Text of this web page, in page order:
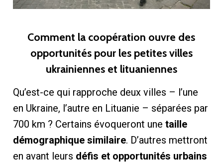
Comment la coopération ouvre des
opportunités pour les petites villes
ukrainiennes et lituaniennes
Qu’est-ce qui rapproche deux villes – l’une
en Ukraine, l’autre en Lituanie – séparées par
700 km ? Certains évoqueront une taille
démographique similaire. D’autres mettront
en avant leurs défis et opportunités urbains